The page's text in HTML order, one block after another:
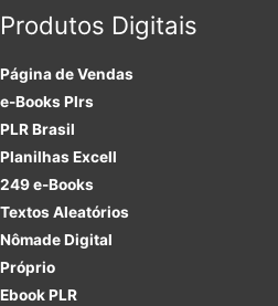
Produtos Digitais
Página de Vendas
e-Books Plrs
PLR Brasil
Planilhas Excell
249 e-Books
Textos Aleatórios
Nômade Digital
Próprio
Ebook PLR